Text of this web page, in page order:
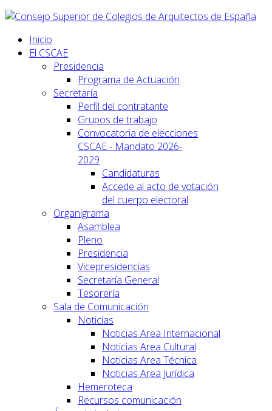
Inicio
El CSCAE
Presidencia
Programa de Actuación
Secretaría
Perfil del contratante
Grupos de trabajo
Convocatoria de elecciones
CSCAE - Mandato 2026-
2029
Candidaturas
Accede al acto de votación
del cuerpo electoral
Organigrama
Asamblea
Pleno
Presidencia
Vicepresidencias
Secretaría General
Tesorería
Sala de Comunicación
Noticias
Noticias Area Internacional
Noticias Area Cultural
Noticias Area Técnica
Noticias Area Jurídica
Hemeroteca
Recursos comunicación